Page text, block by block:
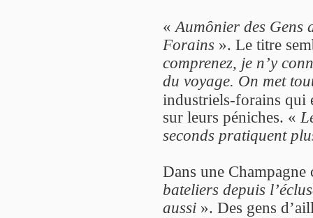
« Aumônier des Gens
Forains ». Le titre
comprenez, je n’y
du voyage. On met
industriels-forains qui
sur leurs péniches. «
seconds pratiquent
Dans une
bateliers depuis
aussi ». Des gens